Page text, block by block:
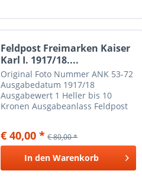
Feldpost Freimarken Kaiser
Karl I. 1917/18....
Original Foto Nummer ANK 53-72
Ausgabedatum 1917/18
Ausgabewert 1 Heller bis 10
Kronen Ausgabeanlass Feldpost
der Rückseite Papier- oder
Falzreste aufweisen
€ 40,00 * € 80,00 *
In den Warenkorb